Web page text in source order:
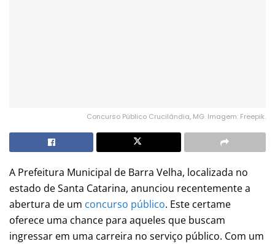
Concurso Público Crucilândia, MG. Imagem: Freepik.
A Prefeitura Municipal de Barra Velha, localizada no
estado de Santa Catarina, anunciou recentemente a
abertura de um concurso público. Este certame
oferece uma chance para aqueles que buscam
ingressar em uma carreira no serviço público. Com um